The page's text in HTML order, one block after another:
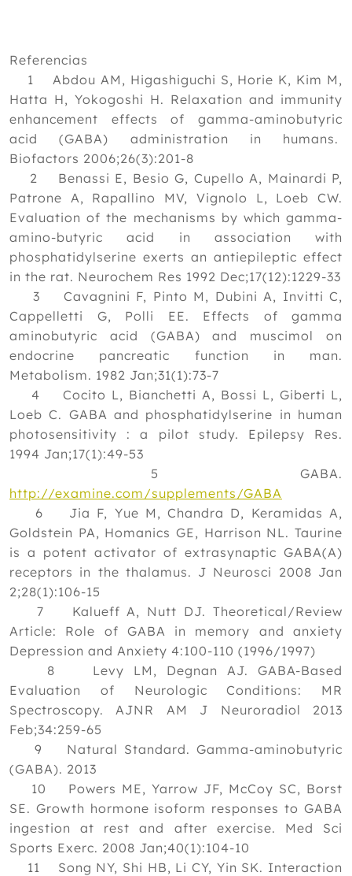
Referencias
1 Abdou AM, Higashiguchi S, Horie K, Kim M,
Hatta H, Yokogoshi H. Relaxation and immunity
enhancement effects of gamma-aminobutyric
acid (GABA) administration in humans.
Biofactors 2006;26(3):201-8
2 Benassi E, Besio G, Cupello A, Mainardi P,
Patrone A, Rapallino MV, Vignolo L, Loeb CW.
Evaluation of the mechanisms by which gamma-
amino-butyric acid in association with
phosphatidylserine exerts an antiepileptic effect
in the rat. Neurochem Res 1992 Dec;17(12):1229-33
3 Cavagnini F, Pinto M, Dubini A, Invitti C,
Cappelletti G, Polli EE. Effects of gamma
aminobutyric acid (GABA) and muscimol on
endocrine pancreatic function in man.
Metabolism. 1982 Jan;31(1):73-7
4 Cocito L, Bianchetti A, Bossi L, Giberti L,
Loeb C. GABA and phosphatidylserine in human
photosensitivity : a pilot study. Epilepsy Res.
1994 Jan;17(1):49-53
5 GABA.
http://examine.com/supplements/GABA
6 Jia F, Yue M, Chandra D, Keramidas A,
Goldstein PA, Homanics GE, Harrison NL. Taurine
is a potent activator of extrasynaptic GABA(A)
receptors in the thalamus. J Neurosci 2008 Jan
2;28(1):106-15
7 Kalueff A, Nutt DJ. Theoretical/Review
Article: Role of GABA in memory and anxiety
Depression and Anxiety 4:100-110 (1996/1997)
8 Levy LM, Degnan AJ. GABA-Based
Evaluation of Neurologic Conditions: MR
Spectroscopy. AJNR AM J Neuroradiol 2013
Feb;34:259-65
9 Natural Standard. Gamma-aminobutyric
(GABA). 2013
10 Powers ME, Yarrow JF, McCoy SC, Borst
SE. Growth hormone isoform responses to GABA
ingestion at rest and after exercise. Med Sci
Sports Exerc. 2008 Jan;40(1):104-10
11 Song NY, Shi HB, Li CY, Yin SK. Interaction